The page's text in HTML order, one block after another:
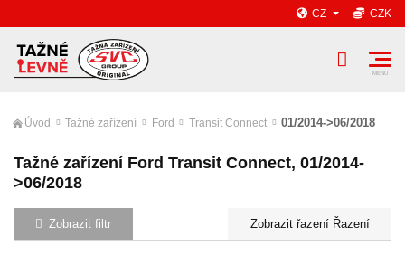
CZ CZK
Úvod Tažné zařízení Ford Transit Connect 01/2014->06/2018
Tažné zařízení Ford Transit Connect, 01/2014-
>06/2018
Zobrazit filtr Řazení